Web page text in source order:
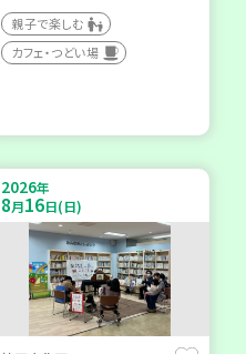
親子で楽しむ
カフェ・つどい場
2026年
8月16日(日)